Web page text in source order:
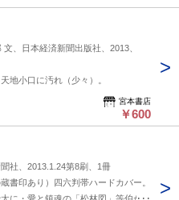
、日本経済新聞出版社、2013、
地小口に汚れ（少々）。
宮本書店
￥600
社、2013.1.24第8刷、1冊
書印あり）四六判帯ハードカバー。